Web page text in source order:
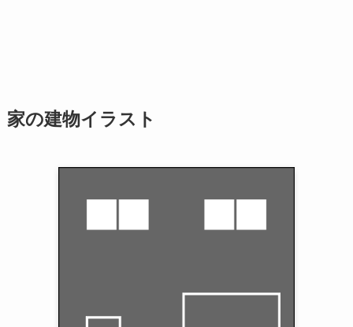
家の建物イラスト